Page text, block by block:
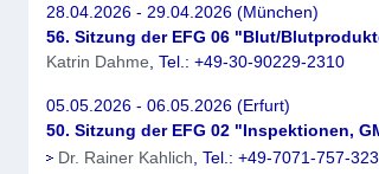
28.04.2026 - 29.04.2026 (München)
56. Sitzung der EFG 06 "Blut/
Katrin Dahme , Tel.: +49-30-90229-2310
05.05.2026 - 06.05.2026 (Erfurt)
50. Sitzung der EFG 02 "Inspektionen,
Dr. Rainer Kahlich , Tel.: +49-7071-757-